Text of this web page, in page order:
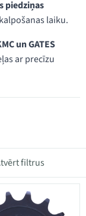
piedziņas
laiku.
un GATES
ar precīzu
filtrus